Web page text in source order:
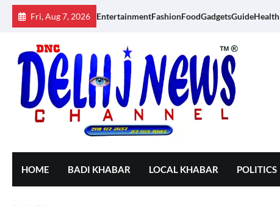
Skip
Fri, Aug 7, 2026 EntertainmentFashionFoodGadgetsGuideHealth
HOME BADI KHABAR LOCAL KHABAR POLITICS